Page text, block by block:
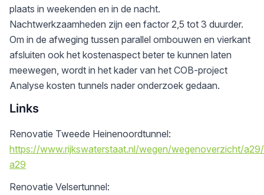
plaats in weekenden en in de nacht.
Nachtwerkzaamheden zijn een factor 2,5 tot 3 duurder.
Om in de afweging tussen parallel ombouwen en vierkant
afsluiten ook het kostenaspect beter te kunnen laten
meewegen, wordt in het kader van het COB-project
Analyse kosten tunnels nader onderzoek gedaan.
Links
Renovatie Tweede Heinenoordtunnel:
https://www.rijkswaterstaat.nl/wegen/wegenoverzicht/
a29
Renovatie Velsertunnel: